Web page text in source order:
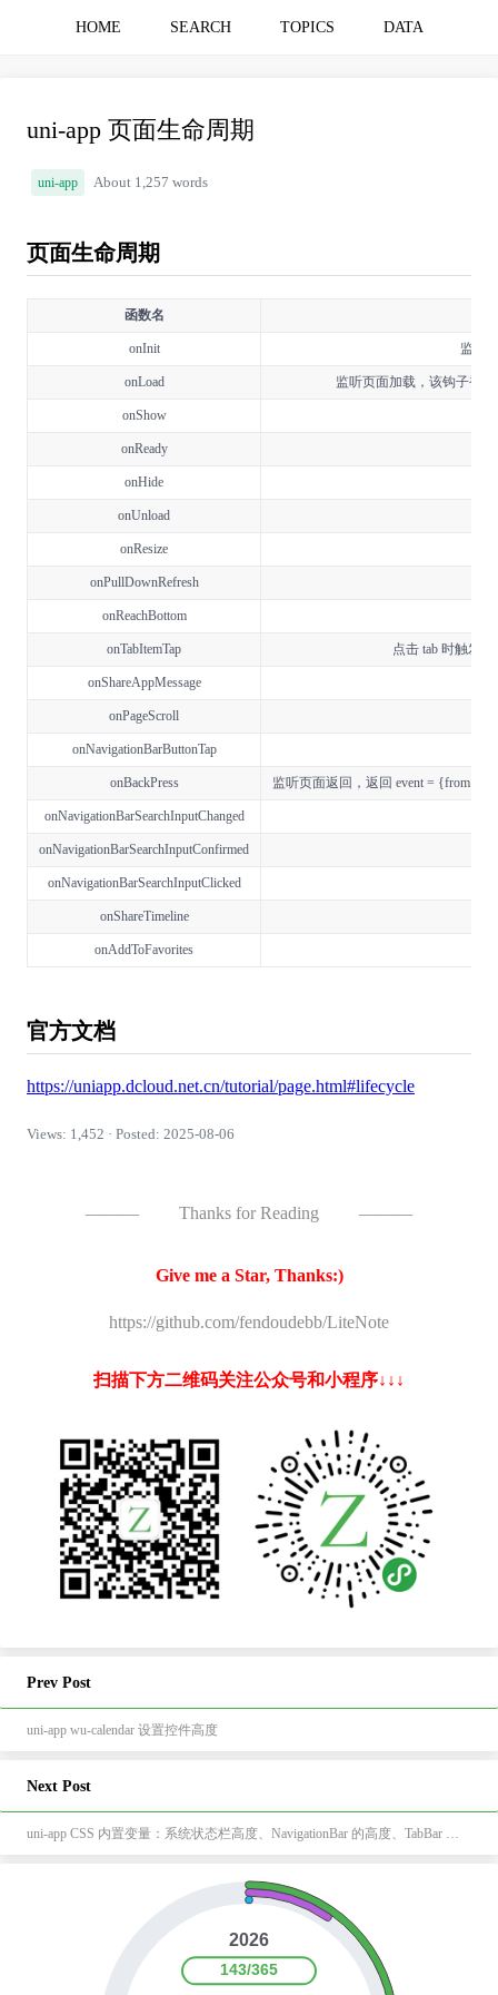
HOME SEARCH TOPICS DATA
uni-app 页面生命周期
uni-app About 1,257 words
页面生命周期
函数名
onInit 监听
onLoad 监听页面加载，该钩子被
onShow
onReady
onHide
onUnload
onResize
onPullDownRefresh
onReachBottom
onTabItemTap 点击 tab 时触发
onShareAppMessage
onPageScroll
onNavigationBarButtonTap
onBackPress 监听页面返回，返回 event =
onNavigationBarSearchInputChanged
onNavigationBarSearchInputConfirmed
onNavigationBarSearchInputClicked
onShareTimeline
onAddToFavorites
官方文档
https://uniapp.dcloud.net.cn/tutorial/page.html#lifecycle
Views: 1,452 · Posted: 2025-08-06
——— Thanks for Reading ———
Give me a Star, Thanks:)
https://github.com/fendoudebb/LiteNote
扫描下方二维码关注公众号和小程序↓↓↓
Prev Post
uni-app wu-calendar 设置控件高度
Next Post